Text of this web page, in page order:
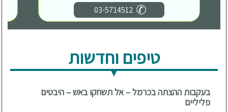
03-5714512
טיפים וחדשות
בעקבות ההצתה בכרמל – אל תשחקו באש – היבטים
פליליים